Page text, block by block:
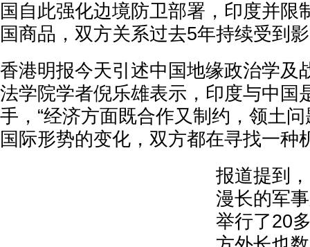
国自此强化边境防卫部署，印度并限
国商品，双方关系过去5年持续受到
香港明报今天引述中国地缘政治学及
法学院学者倪乐雄表示，印度与中国
手，“经济方面既合作又制约，领土
国际形势的变化，双方都在寻找一种
报道提到
漫长的军
举行了20